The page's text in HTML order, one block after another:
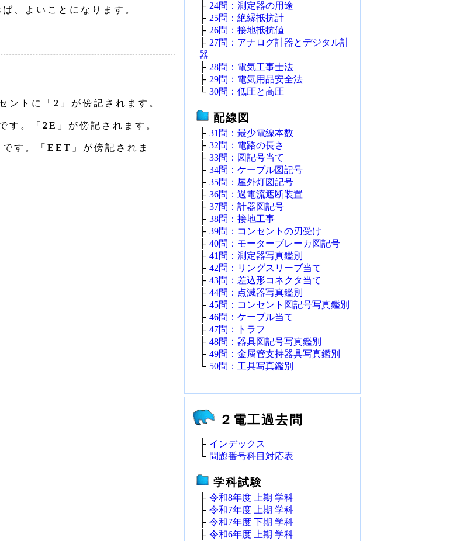
、よいことになります。
ントに「 2 」が傍記されます。
す。「 2E 」が傍記されます。
す。「 EET 」が傍記されま
├ 24問：測定器の用途
├ 25問：絶縁抵抗計
├ 26問：接地抵抗値
├ 27問：アナログ計器とデジタル計
器
├ 28問：電気工事士法
├ 29問：電気用品安全法
└ 30問：低圧と高圧
配線図
├ 31問：最少電線本数
├ 32問：電路の長さ
├ 33問：図記号当て
├ 34問：ケーブル図記号
├ 35問：屋外灯図記号
├ 36問：過電流遮断装置
├ 37問：計器図記号
├ 38問：接地工事
├ 39問：コンセントの刃受け
├ 40問：モーターブレーカ図記号
├ 41問：測定器写真鑑別
├ 42問：リングスリーブ当て
├ 43問：差込形コネクタ当て
├ 44問：点滅器写真鑑別
├ 45問：コンセント図記号写真鑑別
├ 46問：ケーブル当て
├ 47問：トラフ
├ 48問：器具図記号写真鑑別
├ 49問：金属管支持器具写真鑑別
└ 50問：工具写真鑑別
２電工過去問
├ インデックス
└ 問題番号科目対応表
学科試験
├ 令和8年度 上期 学科
├ 令和7年度 上期 学科
├ 令和7年度 下期 学科
├ 令和6年度 上期 学科